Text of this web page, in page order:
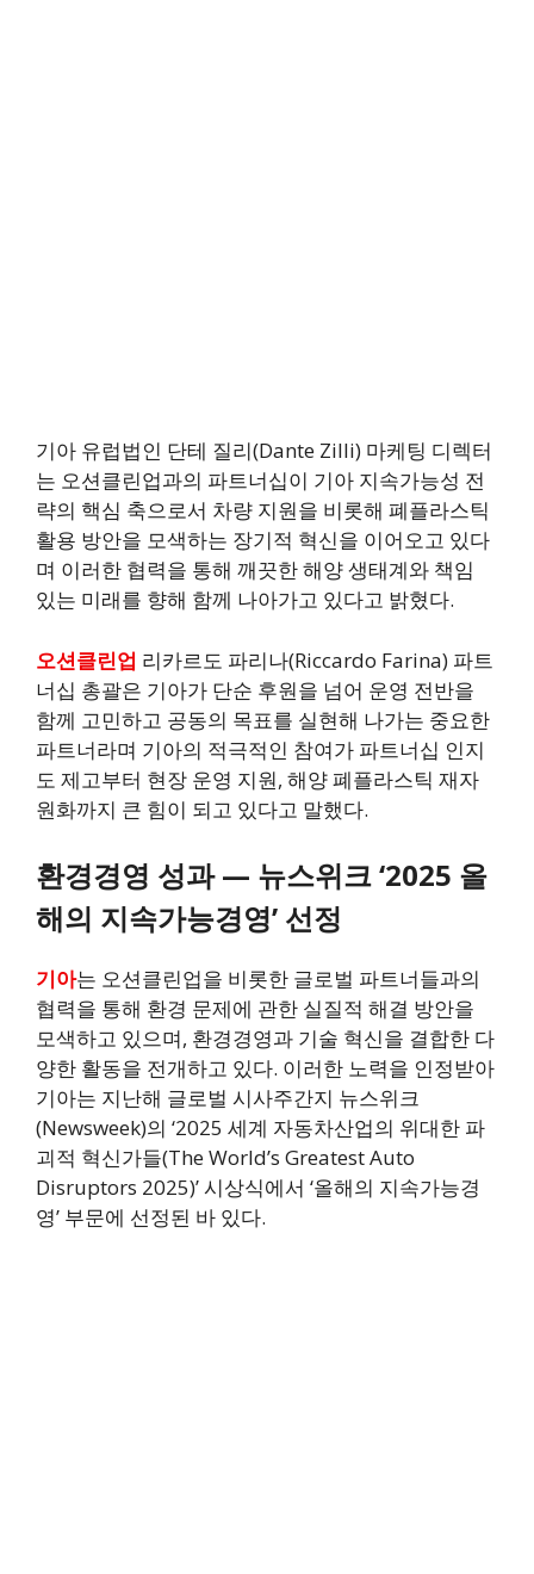
기아 유럽법인 단테 질리(Dante Zilli) 마케팅 디렉터
는 오션클린업과의 파트너십이 기아 지속가능성 전
략의 핵심 축으로서 차량 지원을 비롯해 폐플라스틱
활용 방안을 모색하는 장기적 혁신을 이어오고 있다
며 이러한 협력을 통해 깨끗한 해양 생태계와 책임
있는 미래를 향해 함께 나아가고 있다고 밝혔다.
오션클린업 리카르도 파리나(Riccardo Farina) 파트
너십 총괄은 기아가 단순 후원을 넘어 운영 전반을
함께 고민하고 공동의 목표를 실현해 나가는 중요한
파트너라며 기아의 적극적인 참여가 파트너십 인지
도 제고부터 현장 운영 지원, 해양 폐플라스틱 재자
원화까지 큰 힘이 되고 있다고 말했다.
환경경영 성과 — 뉴스위크 ‘2025 올
해의 지속가능경영’ 선정
기아는 오션클린업을 비롯한 글로벌 파트너들과의
협력을 통해 환경 문제에 관한 실질적 해결 방안을
모색하고 있으며, 환경경영과 기술 혁신을 결합한 다
양한 활동을 전개하고 있다. 이러한 노력을 인정받아
기아는 지난해 글로벌 시사주간지 뉴스위크
(Newsweek)의 ‘2025 세계 자동차산업의 위대한 파
괴적 혁신가들(The World’s Greatest Auto
Disruptors 2025)’ 시상식에서 ‘올해의 지속가능경
영’ 부문에 선정된 바 있다.